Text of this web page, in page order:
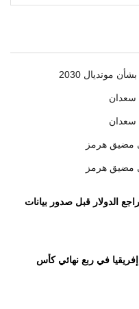
مونديال 2030
سعدان
سعدان
مضيق هرمز
مضيق هرمز
الدولار قبل صدور بيانات
في ربع نهائي كأس